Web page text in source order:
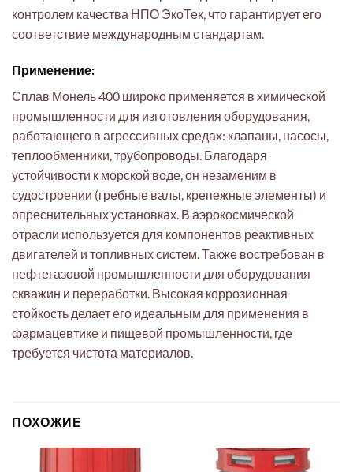
контролем качества НПО ЭкоТек, что гарантирует его
соответствие международным стандартам.
Применение:
Сплав Монель 400 широко применяется в химической
промышленности для изготовления оборудования,
работающего в агрессивных средах: клапаны, насосы,
теплообменники, трубопроводы. Благодаря
устойчивости к морской воде, он незаменим в
судостроении (гребные валы, крепежные элементы) и
опреснительных установках. В аэрокосмической
отрасли используется для компонентов реактивных
двигателей и топливных систем. Также востребован в
нефтегазовой промышленности для оборудования
скважин и переработки. Высокая коррозионная
стойкость делает его идеальным для применения в
фармацевтике и пищевой промышленности, где
требуется чистота материалов.
ПОХОЖИЕ